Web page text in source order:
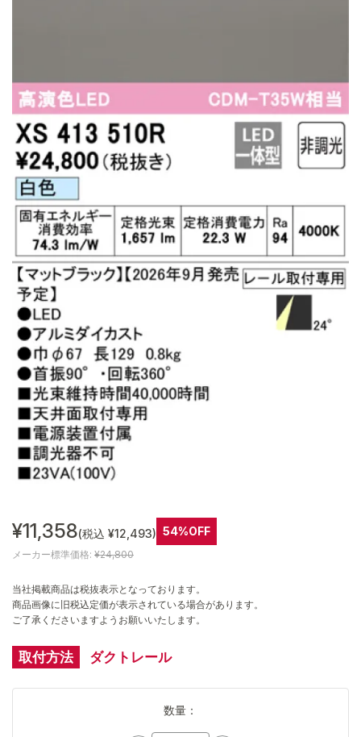
¥11,358(税込 ¥12,493) 54%OFF
メーカー標準価格: ¥24,800
当社掲載商品は税抜表示となっております。
商品画像に旧税込定価が表示されている場合があります。
ご了承くださいますようお願いいたします。
取付方法 ダクトレール
数量：